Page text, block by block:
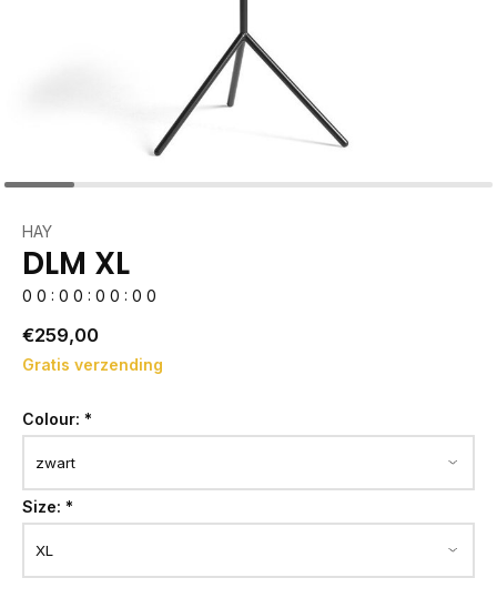
HAY
DLM XL
0 0 : 0 0 : 0 0 : 0 0
€259,00
Gratis verzending
Colour: *
Size: *